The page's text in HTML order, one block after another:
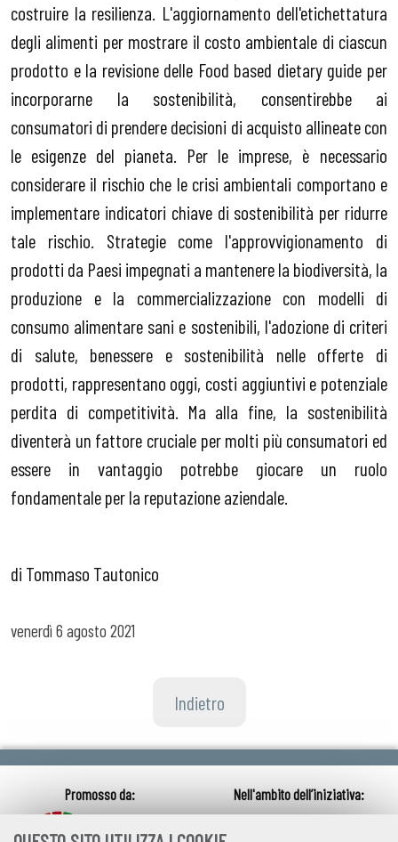
costruire la resilienza. L'aggiornamento dell'etichettatura
degli alimenti per mostrare il costo ambientale di ciascun
prodotto e la revisione delle Food based dietary guide per
incorporarne la sostenibilità, consentirebbe ai
consumatori di prendere decisioni di acquisto allineate con
le esigenze del pianeta. Per le imprese, è necessario
considerare il rischio che le crisi ambientali comportano e
implementare indicatori chiave di sostenibilità per ridurre
tale rischio. Strategie come l'approvvigionamento di
prodotti da Paesi impegnati a mantenere la biodiversità, la
produzione e la commercializzazione con modelli di
consumo alimentare sani e sostenibili, l'adozione di criteri
di salute, benessere e sostenibilità nelle offerte di
prodotti, rappresentano oggi, costi aggiuntivi e potenziale
perdita di competitività. Ma alla fine, la sostenibilità
diventerà un fattore cruciale per molti più consumatori ed
essere in vantaggio potrebbe giocare un ruolo
fondamentale per la reputazione aziendale.
di Tommaso Tautonico
venerdì 6 agosto 2021
Indietro